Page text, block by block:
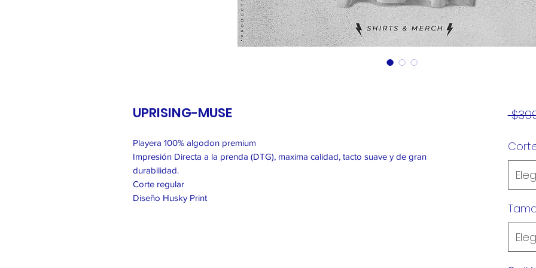
UPRISING-MUSE
Playera 100% algodon premium
Impresión Directa a la prenda (DTG), maxima calidad, tacto suave y de gran
durabilidad.
Corte regular
Diseño Husky Print